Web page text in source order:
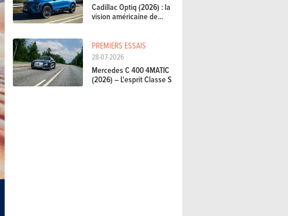
Cadillac Optiq (2026) : la
vision américaine de...
PREMIERS ESSAIS
28-07-2026
Mercedes C 400 4MATIC
(2026) – L'esprit Classe S